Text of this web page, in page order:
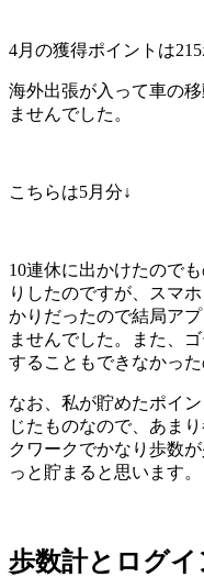
4月の獲得ポイントは
海外出張が入って車の
ませんでした。
こちらは5月分↓
10連休に出かけたので
りしたのですが、スマ
かりだったので結局ア
ませんでした。また、
することもできなかっ
なお、私が貯めたポイ
じたものなので、あま
クワークでかなり歩数
っと貯まると思います。
歩数計とログ